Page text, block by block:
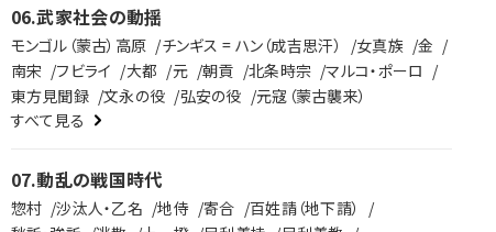
06.武家社会の動揺
モンゴル（蒙古）高原 チンギス = ハン（成吉思汗） 女真族
金
南宋
フビライ 大都 元 朝貢 北条時宗
マルコ・ポーロ
東方見聞録
文永の役 弘安の役
元寇（蒙古襲来）
すべて見る
07.動乱の戦国時代
惣村 沙汰人・乙名 地侍 寄合
百姓請（地下請）